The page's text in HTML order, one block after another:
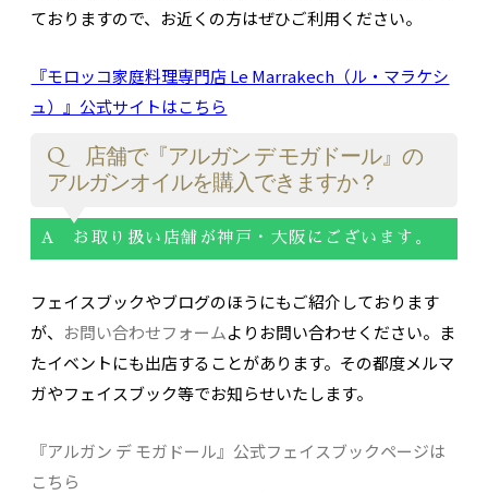
ておりますので、お近くの方はぜひご利用ください。
『モロッコ家庭料理専門店 Le Marrakech（ル・マラケシ
ュ）』公式サイトはこちら
Q 店舗で『アルガン デ モガドール』の
アルガンオイルを購入できますか？
A お取り扱い店舗が神戸・大阪にございます。
フェイスブックやブログのほうにもご紹介しております
が、 お問い合わせフォームよりお問い合わせください。ま
たイベントにも出店することがあります。その都度メルマ
ガやフェイスブック等でお知らせいたします。
『アルガン デ モガドール』公式フェイスブックページは
こちら